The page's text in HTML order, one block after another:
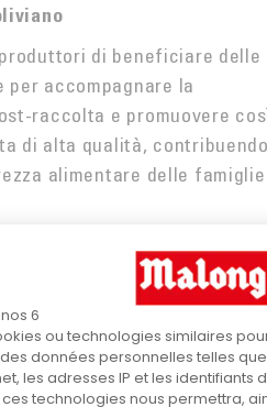
di beneficiare delle
accompagnare la
raccolta e promuovere
di alta qualità, contribuendo
alimentare delle